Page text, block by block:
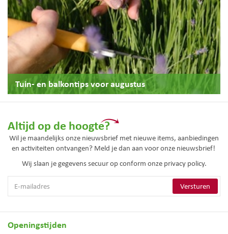
Tuin- en balkontips voor augustus
Altijd op de hoogte?
Wil je maandelijks onze nieuwsbrief met nieuwe items, aanbiedingen
en activiteiten ontvangen? Meld je dan aan voor onze nieuwsbrief!
Wij slaan je gegevens secuur op conform onze privacy policy.
Openingstijden